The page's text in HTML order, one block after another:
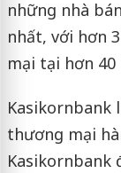
những nhà
nhất, với hơn
mại tại hơn
Kasikornbank
thương mại
Kasikornbank